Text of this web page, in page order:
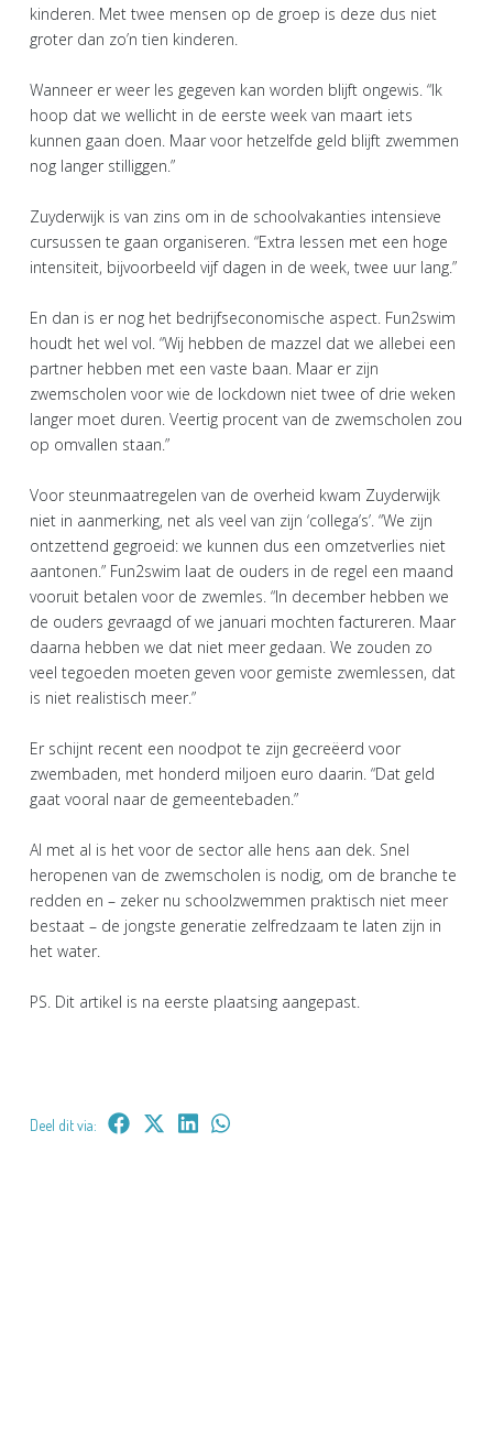
kinderen. Met twee mensen op de groep is deze dus niet
groter dan zo’n tien kinderen.
Wanneer er weer les gegeven kan worden blijft ongewis. “Ik
hoop dat we wellicht in de eerste week van maart iets
kunnen gaan doen. Maar voor hetzelfde geld blijft zwemmen
nog langer stilliggen.”
Zuyderwijk is van zins om in de schoolvakanties intensieve
cursussen te gaan organiseren. “Extra lessen met een hoge
intensiteit, bijvoorbeeld vijf dagen in de week, twee uur lang.”
En dan is er nog het bedrijfseconomische aspect. Fun2swim
houdt het wel vol. “Wij hebben de mazzel dat we allebei een
partner hebben met een vaste baan. Maar er zijn
zwemscholen voor wie de lockdown niet twee of drie weken
langer moet duren. Veertig procent van de zwemscholen zou
op omvallen staan.”
Voor steunmaatregelen van de overheid kwam Zuyderwijk
niet in aanmerking, net als veel van zijn ‘collega’s’. “We zijn
ontzettend gegroeid: we kunnen dus een omzetverlies niet
aantonen.” Fun2swim laat de ouders in de regel een maand
vooruit betalen voor de zwemles. “In december hebben we
de ouders gevraagd of we januari mochten factureren. Maar
daarna hebben we dat niet meer gedaan. We zouden zo
veel tegoeden moeten geven voor gemiste zwemlessen, dat
is niet realistisch meer.”
Er schijnt recent een noodpot te zijn gecreëerd voor
zwembaden, met honderd miljoen euro daarin. “Dat geld
gaat vooral naar de gemeentebaden.”
Al met al is het voor de sector alle hens aan dek. Snel
heropenen van de zwemscholen is nodig, om de branche te
redden en – zeker nu schoolzwemmen praktisch niet meer
bestaat – de jongste generatie zelfredzaam te laten zijn in
het water.
PS. Dit artikel is na eerste plaatsing aangepast.
Deel dit via: